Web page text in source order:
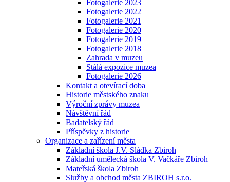
Fotogalerie 2023
Fotogalerie 2022
Fotogalerie 2021
Fotogalerie 2020
Fotogalerie 2019
Fotogalerie 2018
Zahrada v muzeu
Stálá expozice muzea
Fotogalerie 2026
Kontakt a otevírací doba
Historie městského znaku
Výroční zprávy muzea
Návštěvní řád
Badatelský řád
Příspěvky z historie
Organizace a zařízení města
Základní škola J.V. Sládka Zbiroh
Základní umělecká škola V. Vačkáře Zbiroh
Mateřská škola Zbiroh
Služby a obchod města ZBIROH s.r.o.